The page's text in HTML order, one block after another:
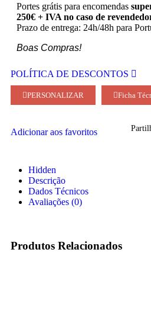
Portes grátis para encomendas
250€ + IVA no caso de
Prazo de entrega: 24h/48h para
Boas Compras!
POLÍTICA DE DESCONTOS
PERSONALIZAR Ficha
Adicionar aos favoritos
Hidden
Descrição
Dados Técnicos
Avaliações (0)
Produtos Relacionados